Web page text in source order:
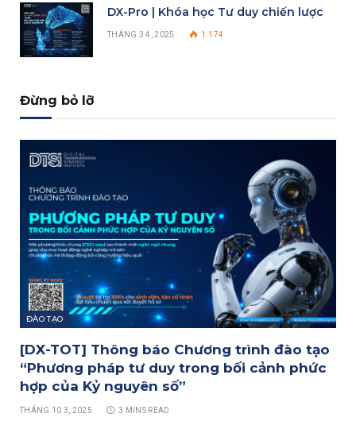
DX-Pro | Khóa học Tư duy chiến lược
THÁNG 3 4, 2025 1.174
Đừng bỏ lỡ
ĐÀO TẠO
[DX-TOT] Thông báo Chương trình đào tạo
“Phương pháp tư duy trong bối cảnh phức
hợp của Kỷ nguyên số”
THÁNG 10 3, 2025 3 MINS READ